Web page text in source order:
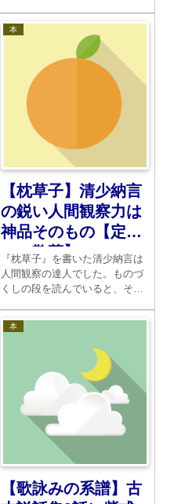
わい深いです。今回は「すさま
じきもの」を読みましょう。意
味がわかりますか。興覚めのす
るものという意味です。
本
【枕草子】清少納言
の鋭い人間観察力は
神品そのもの【定子
への敬慕】
『枕草子』を書いた清少納言は
人間観察の達人でした。ものづ
くしの段を読んでいると、その
のを見続ける目の確かさとでも
いえばいいでしょう。定子への
敬慕にも並々でないものを感じ
ます。すぐれた作品を味わって
目を養ってください。
本
【歌詠みの系譜】古